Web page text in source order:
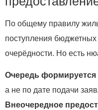
По общему правилу
поступления бюджетных
очерёдности. Но есть
Очередь формируется
а не по дате подачи
Внеочередное